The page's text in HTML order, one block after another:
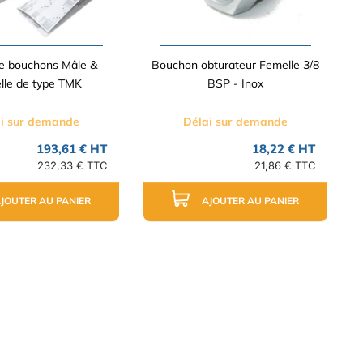
bouchons Mâle &
de type TMK
sur demande
193,61 € HT
232,33 € TTC
AU PANIER
Bouchon obturateur Femelle 3/8
BSP - Inox
Délai sur demande
18,22 € HT
21,86 € TTC
AJOUTER AU PANIER